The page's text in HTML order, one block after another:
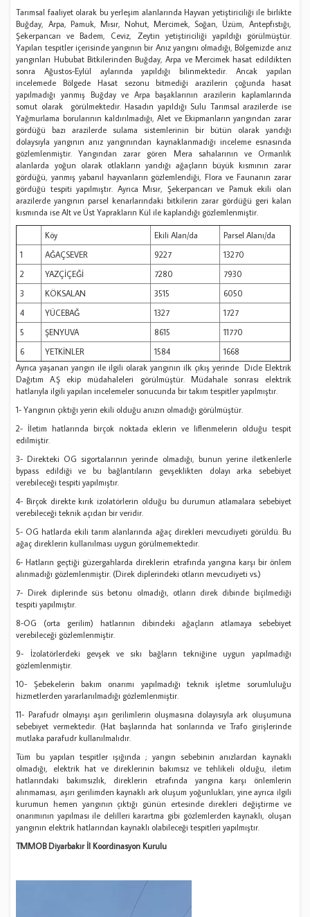
Tarımsal faaliyet olarak bu yerleşim alanlarında Hayvan yetiştiriciliği ile birlikte
Buğday, Arpa, Pamuk, Mısır, Nohut, Mercimek, Soğan, Üzüm, Antepfıstığı,
Şekerpancarı ve Badem, Ceviz, Zeytin yetiştiriciliği yapıldığı görülmüştür.
Yapılan tespitler içerisinde yangının bir Anız yangını olmadığı, Bölgemizde anız
yangınları Hububat Bitkilerinden Buğday, Arpa ve Mercimek hasat edildikten
sonra Ağustos-Eylül aylarında yapıldığı bilinmektedir. Ancak yapılan
incelemede Bölgede Hasat sezonu bitmediği arazilerin çoğunda hasat
yapılmadığı yanmış Buğday ve Arpa başaklarının arazilerin kaplamlarında
somut olarak görülmektedir. Hasadın yapıldığı Sulu Tarımsal arazilerde ise
Yağmurlama borularının kaldırılmadığı, Alet ve Ekipmanların yangından zarar
gördüğü bazı arazilerde sulama sistemlerinin bir bütün olarak yandığı
dolaysıyla yangının anız yangınından kaynaklanmadığı inceleme esnasında
gözlemlenmiştir. Yangından zarar gören Mera sahalarının ve Ormanlık
alanlarda yoğun olarak otlakların yandığı ağaçların büyük kısmının zarar
gördüğü, yanmış yabanıl hayvanların gözlemlendiği, Flora ve Faunanın zarar
gördüğü tespiti yapılmıştır. Ayrıca Mısır, Şekerpancarı ve Pamuk ekili olan
arazilerde yangının parsel kenarlarındaki bitkilerin zarar gördüğü geri kalan
kısmında ise Alt ve Üst Yaprakların Kül ile kaplandığı gözlemlenmiştir.
Köy Ekili Alan/da
Parsel Alanı/da
1
AĞAÇSEVER 9227
13270
2
YAZÇİÇEĞİ 7280
7930
3
KÖKSALAN 3515
6050
4
YÜCEBAĞ 1327
1727
5
ŞENYUVA 8615
11770
6
YETKİNLER 1584
1668
Ayrıca yaşanan yangın ile ilgili olarak yangının ilk çıkış yerinde Dicle Elektrik
Dağıtım A.Ş ekip müdahaleleri görülmüştür. Müdahale sonrası elektrik
hatlarıyla ilgili yapılan incelemeler sonucunda bir takım tespitler yapılmıştır.
1- Yangının çıktığı yerin ekili olduğu anızın olmadığı görülmüştür.
2- İletim hatlarında birçok noktada eklerin ve liflenmelerin olduğu tespit
edilmiştir.
3- Direkteki OG sigortalarının yerinde olmadığı, bunun yerine iletkenlerle
bypass edildiği ve bu bağlantıların gevşeklikten dolayı arka sebebiyet
verebileceği tespiti yapılmıştır.
4- Birçok direkte kırık izolatörlerin olduğu bu durumun atlamalara sebebiyet
verebileceği teknik açıdan bir veridir.
5- OG hatlarda ekili tarım alanlarında ağaç direkleri mevcudiyeti görüldü. Bu
ağaç direklerin kullanılması uygun görülmemektedir.
6- Hatların geçtiği güzergahlarda direklerin etrafında yangına karşı bir önlem
alınmadığı gözlemlenmiştir. (Direk diplerindeki otların mevcudiyeti vs.)
7- Direk diplerinde süs betonu olmadığı, otların direk dibinde biçilmediği
tespiti yapılmıştır.
8-OG (orta gerilim) hatlarının dibindeki ağaçların atlamaya sebebiyet
verebileceği gözlemlenmiştir.
9- İzolatörlerdeki gevşek ve sıkı bağların tekniğine uygun yapılmadığı
gözlemlenmiştir.
10- Şebekelerin bakım onarımı yapılmadığı teknik işletme sorumluluğu
hizmetlerden yararlanılmadığı gözlemlenmiştir.
11- Parafudr olmayışı aşırı gerilimlerin oluşmasına dolayısıyla ark oluşumuna
sebebiyet vermektedir. (Hat başlarında hat sonlarında ve Trafo girişlerinde
mutlaka parafudr kullanılmalıdır.
Tüm bu yapılan tespitler ışığında ; yangın sebebinin anızlardan kaynaklı
olmadığı, elektrik hat ve direklerinin bakımsız ve tehlikeli olduğu, iletim
hatlarındaki bakımsızlık, direklerin etrafında yangına karşı önlemlerin
alınmaması, aşırı gerilimden kaynaklı ark oluşum yoğunlukları, yine ayrıca ilgili
kurumun hemen yangının çıktığı günün ertesinde direkleri değiştirme ve
onarımının yapılması ile delilleri karartma gibi gözlemlerden kaynaklı, oluşan
yangının elektrik hatlarından kaynaklı olabileceği tespitleri yapılmıştır.
TMMOB Diyarbakır İl Koordinasyon Kurulu